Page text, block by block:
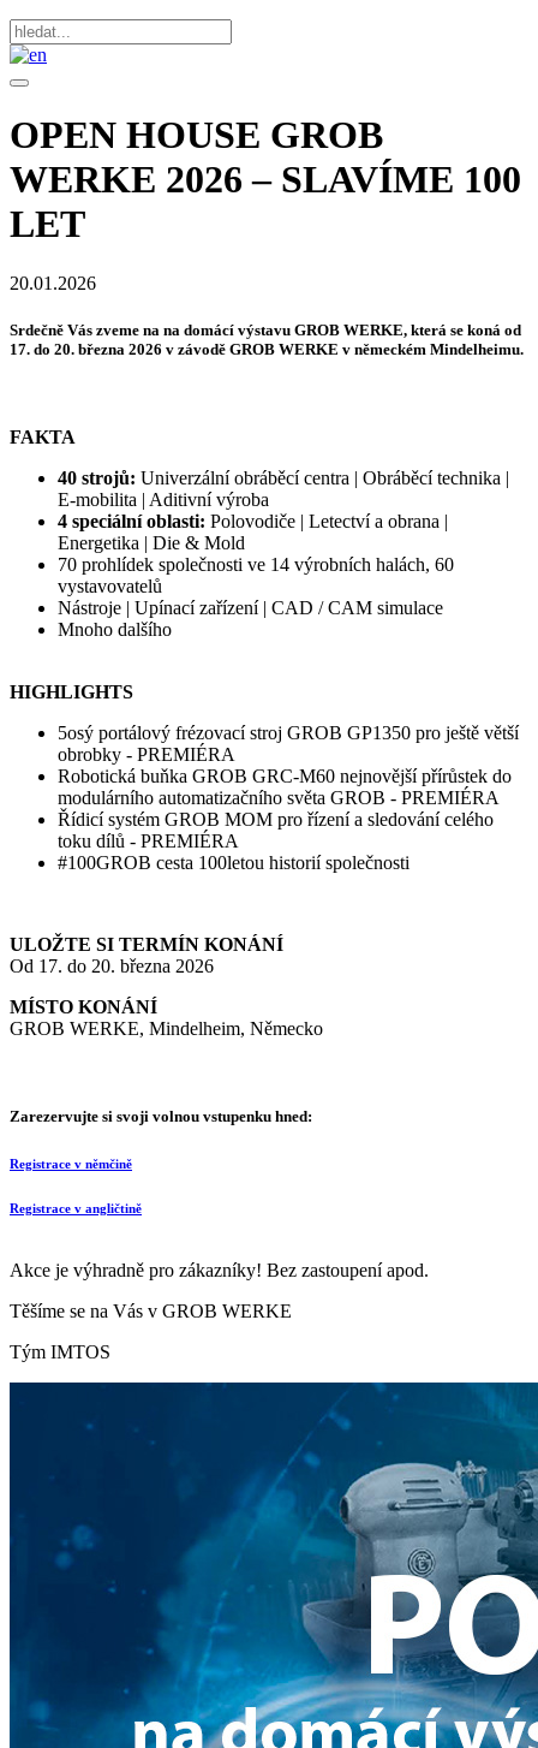
OPEN HOUSE GROB
WERKE 2026 – SLAVÍME 100
LET
20.01.2026
Srdečně Vás zveme na na domácí výstavu GROB WERKE, která se koná od
17. do 20. března 2026 v závodě GROB WERKE v německém Mindelheimu.
FAKTA
40 strojů: Univerzální obráběcí centra | Obráběcí technika |
E-mobilita | Aditivní výroba
4 speciální oblasti: Polovodiče | Letectví a obrana |
Energetika | Die & Mold
70 prohlídek společnosti ve 14 výrobních halách, 60
vystavovatelů
Nástroje | Upínací zařízení | CAD / CAM simulace
Mnoho dalšího
HIGHLIGHTS
5osý portálový frézovací stroj GROB GP1350 pro ještě větší
obrobky - PREMIÉRA
Robotická buňka GROB GRC-M60 nejnovější přírůstek do
modulárního automatizačního světa GROB - PREMIÉRA
Řídicí systém GROB MOM pro řízení a sledování celého
toku dílů - PREMIÉRA
#100GROB cesta 100letou historií společnosti
ULOŽTE SI TERMÍN KONÁNÍ
Od 17. do 20. března 2026
MÍSTO KONÁNÍ
GROB WERKE, Mindelheim, Německo
Zarezervujte si svoji volnou vstupenku hned:
Registrace v němčině
Registrace v angličtině
Akce je výhradně pro zákazníky! Bez zastoupení apod.
Těšíme se na Vás v GROB WERKE
Tým IMTOS